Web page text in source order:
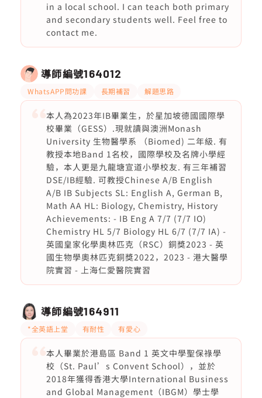
in a local school. I can teach both primary
and secondary students well. Feel free to
contact me.
導師編號164012
WhatsAPP問功課 長期補習 解題思路
本人為2023年IB畢業生，於星加坡德國國際學
校畢業（GESS）.現就讀與澳洲Monash
University 生物醫學系 （Biomed) 二年級. 有
教授本地Band 1名校，國際學校及名牌小學經
驗，本人更是九龍塘宣道小學校友. 有三年補習
DSE/IB經驗. 可教授Chinese A/B English
A/B IB Subjects SL: English A, German B,
Math AA HL: Biology, Chemistry, History
Achievements: - IB Eng A 7/7 (7/7 IO)
Chemistry HL 5/7 Biology HL 6/7 (7/7 IA) -
英國皇家化學奧林匹克（RSC）銅獎2023 - 英
國生物學奧林匹克銅獎2022，2023 - 港大醫學
院實習 - 上海仁愛醫院實習
導師編號164911
*全英語上堂 有耐性 有愛心
本人畢業於港島區 Band 1 英文中學聖保祿學
校（St. Paul’s Convent School），並於
2018年獲得香港大學International Business
and Global Management（IBGM）學士學